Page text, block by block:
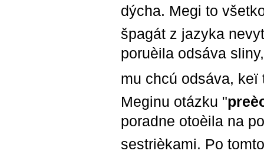
dýcha. Megi to
špagát z jazyka
poruèila odsáva
mu chcú odsáva,
Meginu otázku "
poradne otoèila na
sestrièkami. Po